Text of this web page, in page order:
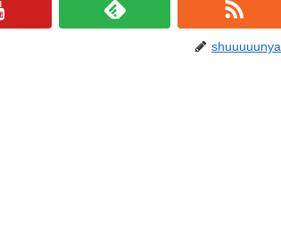
shuuuuunya